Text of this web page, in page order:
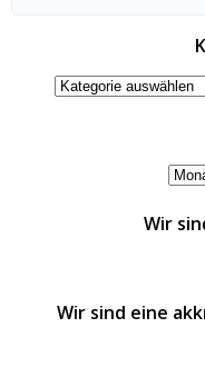
KATEGORIEN
Wir
Wir sind eine